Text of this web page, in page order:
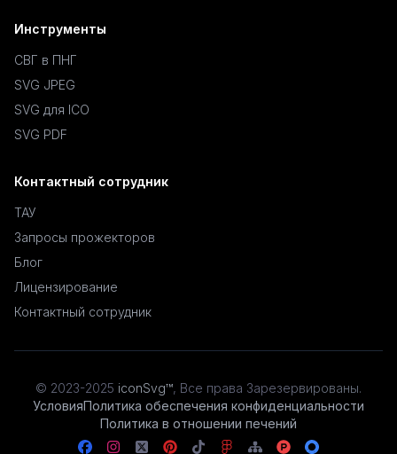
Инструменты
СВГ в ПНГ
SVG JPEG
SVG для ICO
SVG PDF
Контактный сотрудник
ТАУ
Запросы прожекторов
Блог
Лицензирование
Контактный сотрудник
© 2023-2025 iconSvg™, Все права Зарезервированы.
УсловияПолитика обеспечения конфиденциальности
Политика в отношении печений